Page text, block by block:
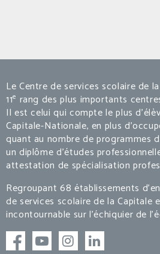
Le Centre de services scolaire de
11e rang des plus importants
Il est celui qui compte le plus
Capitale-Nationale, en plus
quant au nombre de programmes
un diplôme d’études
attestation de spécialisation
Regroupant 68 établissements
de services scolaire de la Capitale
incontournable sur l’échiquier de
FacebookFacebookInstagramlinkedIn